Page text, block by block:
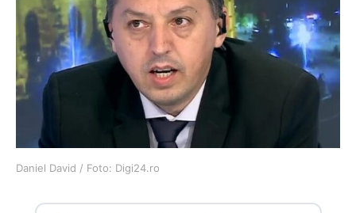
Daniel David / Foto: Digi24.ro